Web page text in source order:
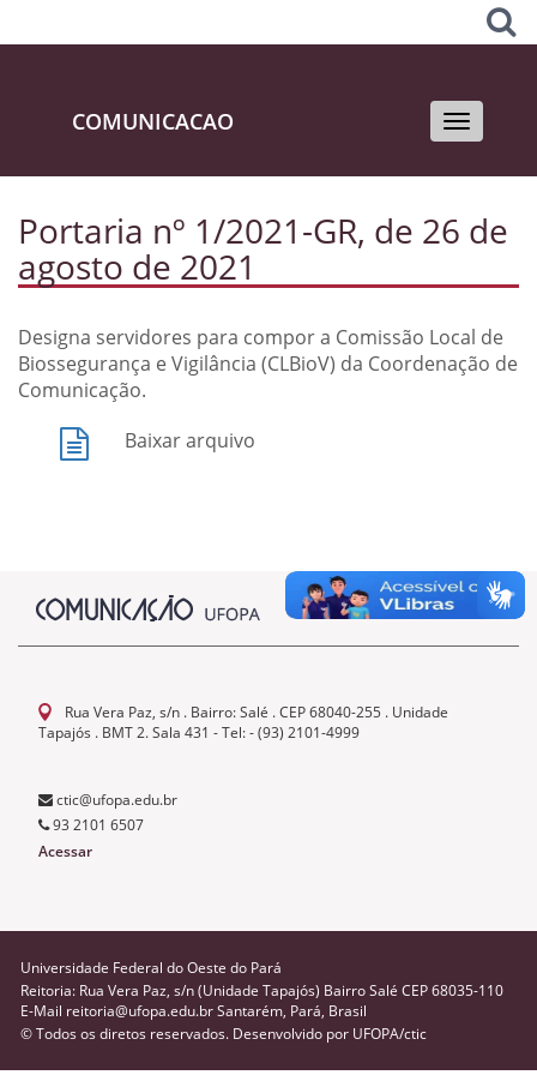
Toggle
COMUNICACAO
Portaria nº 1/2021-GR, de 26 de
agosto de 2021
Designa servidores para compor a Comissão Local de
Biossegurança e Vigilância (CLBioV) da Coordenação de
Comunicação.
Baixar arquivo
Rua Vera Paz, s/n . Bairro: Salé . CEP 68040-255 . Unidade
Tapajós . BMT 2. Sala 431 - Tel: - (93) 2101-4999
ctic@ufopa.edu.br
93 2101 6507
Acessar
Universidade Federal do Oeste do Pará
Reitoria: Rua Vera Paz, s/n (Unidade Tapajós) Bairro Salé CEP 68035-110
E-Mail reitoria@ufopa.edu.br Santarém, Pará, Brasil
© Todos os diretos reservados. Desenvolvido por UFOPA/ctic